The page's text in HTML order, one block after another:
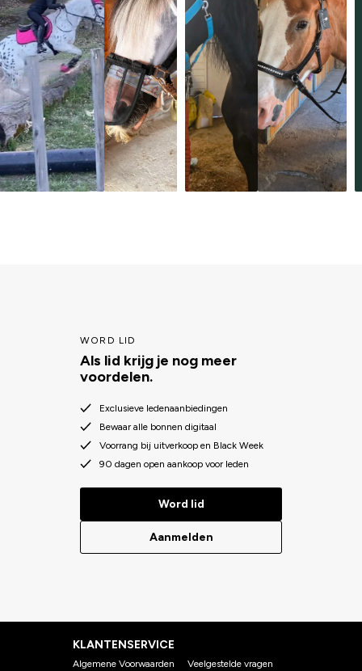
WORD LID
Als lid krijg je nog meer
voordelen.
Exclusieve ledenaanbiedingen
Bewaar alle bonnen digitaal
Voorrang bij uitverkoop en Black Week
90 dagen open aankoop voor leden
Word lid
Aanmelden
KLANTENSERVICE
Algemene Voorwaarden Veelgestelde vragen